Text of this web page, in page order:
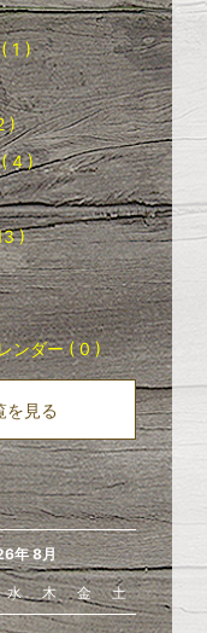
1 )
)
4 )
)
ンダー ( 0 )
を見る
年 8月
水 木 金 土